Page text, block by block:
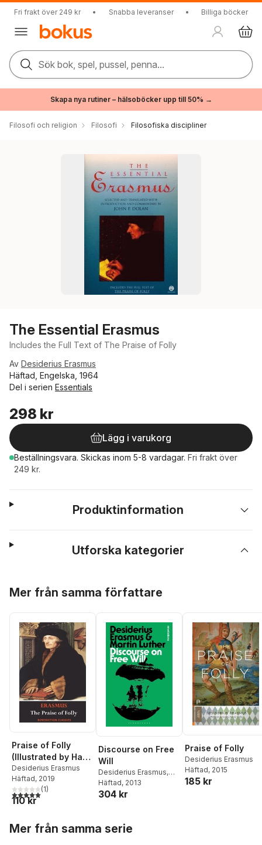
Fri frakt över 249 kr • Snabba leveranser • Billiga böcker
Sök bok, spel, pussel, penna...
Skapa nya rutiner – hälsoböcker upp till 50% →
Filosofi och religion Filosofi Filosofiska discipliner
The Essential Erasmus
Includes the Full Text of The Praise of Folly
Av Desiderius Erasmus
Häftad, Engelska, 1964
Del i serien Essentials
298 kr
Lägg i varukorg
Beställningsvara. Skickas inom 5-8 vardagar. Fri frakt över
249 kr.
Produktinformation
Utforska kategorier
Mer från samma författare
Praise of Folly
(Illustrated by Hans
Holbein)
Desiderius Erasmus
Häftad, 2019
5,0utav 5 stjärnor. Totalt antal röster:
(1)
110 kr
Discourse on Free
Will
Desiderius Erasmus,
Martin Luther
Häftad, 2013
304 kr
Praise of Folly
Desiderius Erasmus
Häftad, 2015
185 kr
Mer från samma serie